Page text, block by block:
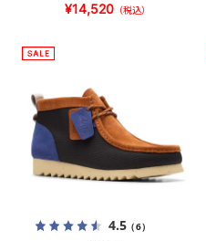
¥14,520 （税込）
4.5（6）